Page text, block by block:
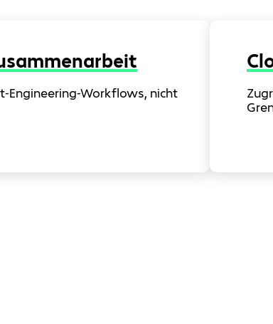
Engineering-Workflows, nicht